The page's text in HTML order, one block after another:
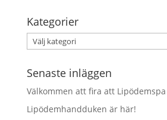
Kategorier
Kategorier
Senaste inläggen
Välkommen att fira att
Lipödemhandduken är här!